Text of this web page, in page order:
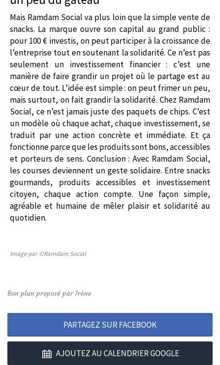
Mais Ramdam Social va plus loin que la simple vente de
snacks. La marque ouvre son capital au grand public :
pour 100 € investis, on peut participer à la croissance de
l’entreprise tout en soutenant la solidarité. Ce n’est pas
seulement un investissement financier : c’est une
manière de faire grandir un projet où le partage est au
cœur de tout. L’idée est simple : on peut frimer un peu,
mais surtout, on fait grandir la solidarité. Chez Ramdam
Social, ce n’est jamais juste des paquets de chips. C’est
un modèle où chaque achat, chaque investissement, se
traduit par une action concrète et immédiate. Et ça
fonctionne parce que les produits sont bons, accessibles
et porteurs de sens. Conclusion : Avec Ramdam Social,
les courses deviennent un geste solidaire. Entre snacks
gourmands, produits accessibles et investissement
citoyen, chaque action compte. Une façon simple,
agréable et humaine de mêler plaisir et solidarité au
quotidien.
Image par ©Ramdam Social
Bon plan proposé par Irène
PARTAGEZ SUR FACEBOOK
AJOUTEZ AU CALENDRIER GOOGLE